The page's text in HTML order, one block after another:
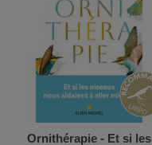
Ornithérapie - Et si les